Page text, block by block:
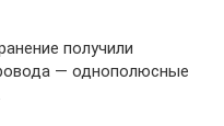
получили
— однополюсные